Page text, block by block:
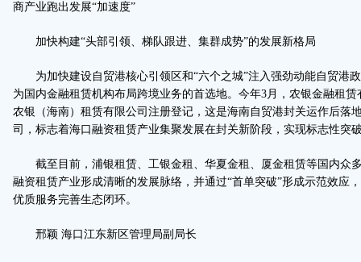
商产业跑出发展“加速度”
加快构建“头部引领、梯队跟进、集群成势”的发展新格局
为加快建设自贸港核心引领区和“六个之城”注入强劲动能自贸港
为国内金融租赁机构布局跨境业务的首选地。今年3月，农银金融租
农银（海南）租赁有限公司注册登记，这是海南自贸港封关运作后落
司，标志着海口融资租赁产业集聚发展在封关新阶段，实现标志性突
截至目前，浦银租赁、工银金租、华夏金租、厦金租赁等国内众
融资租赁产业形成清晰的发展脉络，并通过“首单突破”形成示范效应
优质服务完善生态闭环。
邢颖 海口江东新区管理局副局长